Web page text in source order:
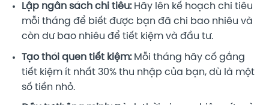
Lập ngân sách chi tiêu:Hãy lên kế hoạch chi tiêu
mỗi tháng để biết được bạn đã chi bao nhiêu và
còn dư bao nhiêu để tiết kiệm và đầu tư.
Tạo thói quen tiết kiệm:Mỗi tháng hãy cố gắng
tiết kiệm ít nhất 30% thu nhập của bạn, dù là một
số tiền nhỏ.